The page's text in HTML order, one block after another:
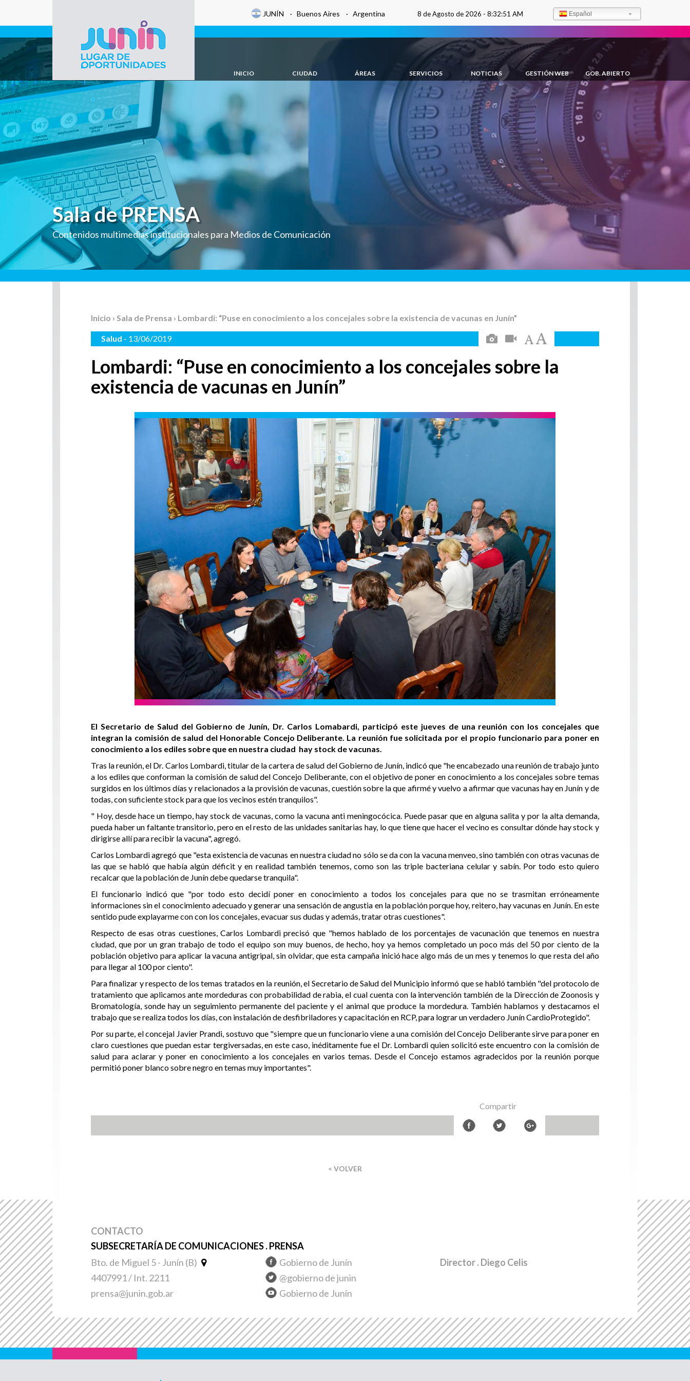
Gobierno de
Junín
JUNÍN · Buenos Aires · Argentina 8 de Agosto de 2026 - 8:32:52 AM Español
INICIO CIUDAD ÁREAS SERVICIOS NOTICIAS GESTIÓN WEB GOB. ABIERTO
Sala de PRENSA
Contenidos multimedias institucionales para Medios de Comunicación
Inicio › Sala de Prensa › Lombardi: “Puse en conocimiento a los concejales sobre la existencia de vacunas en Junín”
Salud - 13/06/2019
Lombardi: “Puse en conocimiento a los concejales sobre la
existencia de vacunas en Junín”
El Secretario de Salud del Gobierno de Junín, Dr. Carlos Lomabardi, participó este jueves de una reunión con los concejales que
integran la comisión de salud del Honorable Concejo Deliberante. La reunión fue solicitada por el propio funcionario para poner en
conocimiento a los ediles sobre que en nuestra ciudad hay stock de vacunas.
Tras la reunión, el Dr. Carlos Lombardi, titular de la cartera de salud del Gobierno de Junín, indicó que "he encabezado una reunión de trabajo junto
a los ediles que conforman la comisión de salud del Concejo Deliberante, con el objetivo de poner en conocimiento a los concejales sobre temas
surgidos en los últimos días y relacionados a la provisión de vacunas, cuestión sobre la que afirmé y vuelvo a afirmar que vacunas hay en Junín y de
todas, con suficiente stock para que los vecinos estén tranquilos".
" Hoy, desde hace un tiempo, hay stock de vacunas, como la vacuna anti meningocócica. Puede pasar que en alguna salita y por la alta demanda,
pueda haber un faltante transitorio, pero en el resto de las unidades sanitarias hay, lo que tiene que hacer el vecino es consultar dónde hay stock y
dirigirse allí para recibir la vacuna", agregó.
Carlos Lombardi agregó que "esta existencia de vacunas en nuestra ciudad no sólo se da con la vacuna menveo, sino también con otras vacunas de
las que se habló que había algún déficit y en realidad también tenemos, como son las triple bacteriana celular y sabín. Por todo esto quiero
recalcar que la población de Junín debe quedarse tranquila".
El funcionario indicó que "por todo esto decidí poner en conocimiento a todos los concejales para que no se trasmitan erróneamente
informaciones sin el conocimiento adecuado y generar una sensación de angustia en la población porque hoy, reitero, hay vacunas en Junín. En este
sentido pude explayarme con con los concejales, evacuar sus dudas y además, tratar otras cuestiones".
Respecto de esas otras cuestiones, Carlos Lombardi precisó que "hemos hablado de los porcentajes de vacunación que tenemos en nuestra
ciudad, que por un gran trabajo de todo el equipo son muy buenos, de hecho, hoy ya hemos completado un poco más del 50 por ciento de la
población objetivo para aplicar la vacuna antigripal, sin olvidar, que esta campaña inició hace algo más de un mes y tenemos lo que resta del año
para llegar al 100 por ciento".
Para finalizar y respecto de los temas tratados en la reunión, el Secretario de Salud del Municipio informó que se habló también "del protocolo de
tratamiento que aplicamos ante mordeduras con probabilidad de rabia, el cual cuenta con la intervención también de la Dirección de Zoonosis y
Bromatología, sonde hay un seguimiento permanente del paciente y el animal que produce la mordedura. También hablamos y destacamos el
trabajo que se realiza todos los días, con instalación de desfibriladores y capacitación en RCP, para lograr un verdadero Junín CardioProtegido".
Por su parte, el concejal Javier Prandi, sostuvo que "siempre que un funcionario viene a una comisión del Concejo Deliberante sirve para poner en
claro cuestiones que puedan estar tergiversadas, en este caso, inéditamente fue el Dr. Lombardi quien solicitó este encuentro con la comisión de
salud para aclarar y poner en conocimiento a los concejales en varios temas. Desde el Concejo estamos agradecidos por la reunión porque
permitió poner blanco sobre negro en temas muy importantes".
Compartir
< VOLVER
CONTACTO
SUBSECRETARÍA DE COMUNICACIONES . PRENSA
Bto. de Miguel 5 - Junín (B)
4407991 / Int. 2211
prensa@junin.gob.ar
Gobierno de Junín
@gobierno de junin
Gobierno de Junín
Director. Diego Celis